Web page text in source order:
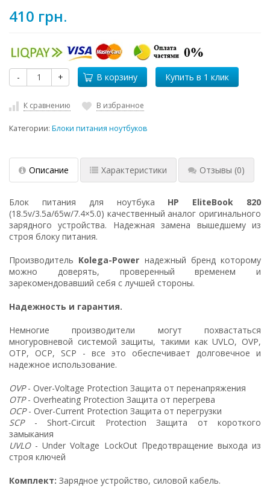
410 грн.
- + В корзину
К сравнению В избранное
Категории: Блоки питания ноутбуков
Описание Характеристики Отзывы (0)
Блок питания для ноутбука HP EliteBook 820
(18.5v/3.5a/65w/7.4×5.0) качественный аналог оригинального
зарядного устройства. Надежная замена вышедшему из
строя блоку питания.
Производитель Kolega-Power надежный бренд которому
можно доверять, проверенный временем и
зарекомендовавший себя с лучшей стороны.
Надежность и гарантия.
Немногие производители могут похвастаться
многуровневой системой защиты, такими как UVLO, OVP,
OTP, OCP, SCP - все это обеспечивает долговечное и
надежное использование.
OVP- Over-Voltage Protection Защита от перенапряжения
OTP- Overheating Protection Защита от перегрева
OCP- Over-Current Protection Защита от перегрузки
SCP- Short-Circuit Protection Защита от короткого
замыкания
UVLO- Under Voltage LockOut Предотвращение выхода из
строя ключей
Комплект: Зарядное устройство, силовой кабель.